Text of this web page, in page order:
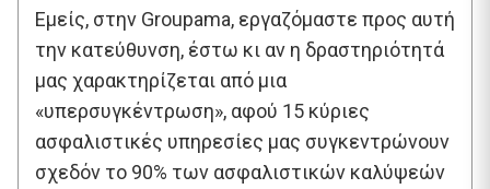
Εμείς, στην Groupama, εργαζόμαστε προς αυτή
την κατεύθυνση, έστω κι αν η δραστηριότητά
μας χαρακτηρίζεται από μια
«υπερσυγκέντρωση», αφού 15 κύριες
ασφαλιστικές υπηρεσίες μας συγκεντρώνουν
σχεδόν το 90% των ασφαλιστικών καλύψεών